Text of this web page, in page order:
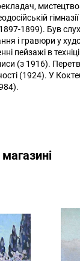
1899). Був
і гравюри у
пейзажі в
(з 1916).
(1924). У